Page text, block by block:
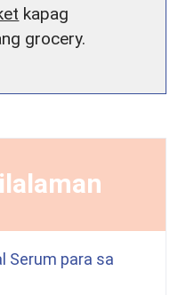
kapag
grocery.
Serum para sa